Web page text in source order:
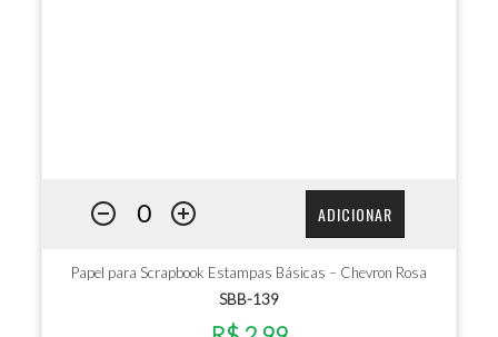
ADICIONAR
Papel para Scrapbook Estampas Básicas – Chevron Rosa
SBB-139